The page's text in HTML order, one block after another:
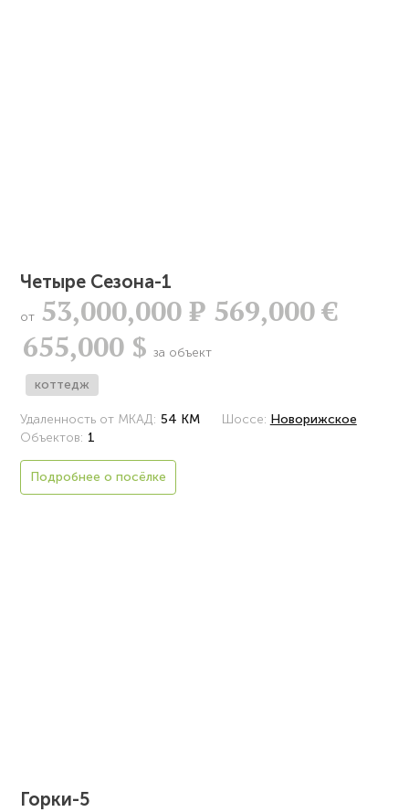
Четыре Сезона-1
от 53,000,000Р 569,000 €
655,000 $ за объект
коттедж
Удаленность от МКАД: 54 КМ Шоссе: Новорижское
Объектов: 1
Подробнее о посёлке
Горки-5